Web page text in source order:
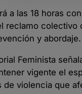
a las 18 horas
reclamo
y abordaje.
Feminista
vigente el
de violencia que